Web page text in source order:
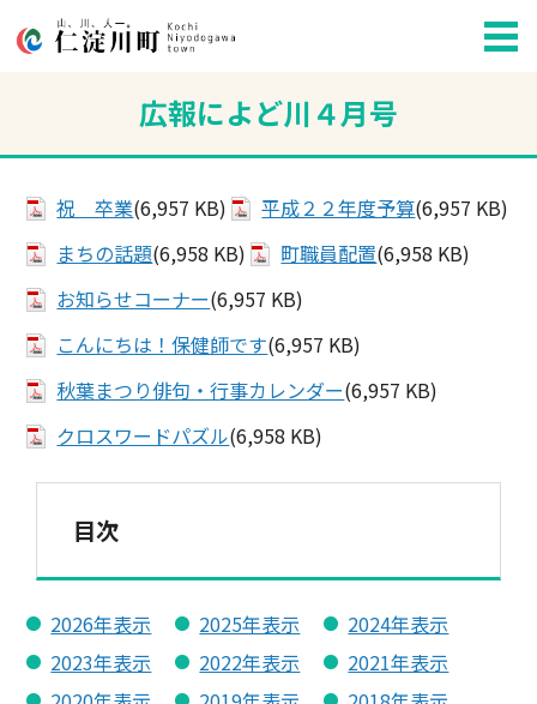
広報によど川４月号
祝 卒業(6,957 KB) 平成２２年度予算(6,957 KB)
まちの話題(6,958 KB) 町職員配置(6,958 KB)
お知らせコーナー(6,957 KB)
こんにちは！保健師です(6,957 KB)
秋葉まつり俳句・行事カレンダー(6,957 KB)
クロスワードパズル(6,958 KB)
目次
2026年表示 2025年表示
2024年表示
2023年表示
2022年表示
2021年表示